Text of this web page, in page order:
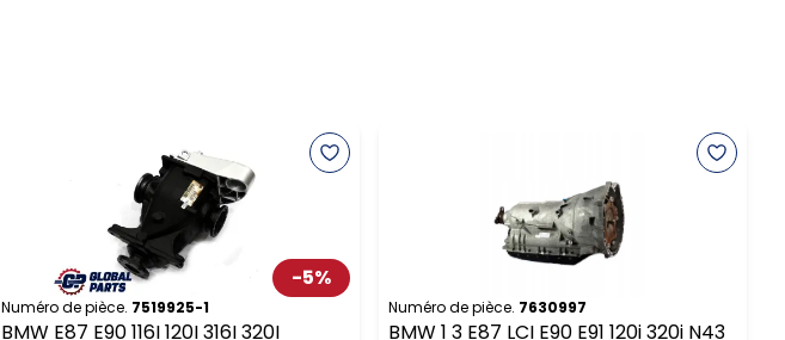
-5%
Numéro de pièce. 7519925-1
BMW E87 E90 116I 120I 316I 320I
Numéro de pièce. 7630997
BMW 1 3 E87 LCI E90 E91 120i 320i N43